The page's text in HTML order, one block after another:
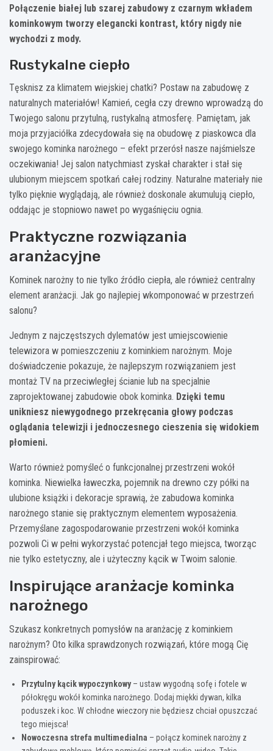
Połączenie białej lub szarej zabudowy z czarnym wkładem
kominkowym tworzy elegancki kontrast, który nigdy nie
wychodzi z mody.
Rustykalne ciepło
Tęsknisz za klimatem wiejskiej chatki? Postaw na zabudowę z
naturalnych materiałów! Kamień, cegła czy drewno wprowadzą do
Twojego salonu przytulną, rustykalną atmosferę. Pamiętam, jak
moja przyjaciółka zdecydowała się na obudowę z piaskowca dla
swojego kominka narożnego – efekt przerósł nasze najśmielsze
oczekiwania! Jej salon natychmiast zyskał charakter i stał się
ulubionym miejscem spotkań całej rodziny. Naturalne materiały nie
tylko pięknie wyglądają, ale również doskonale akumulują ciepło,
oddając je stopniowo nawet po wygaśnięciu ognia.
Praktyczne rozwiązania
aranżacyjne
Kominek narożny to nie tylko źródło ciepła, ale również centralny
element aranżacji. Jak go najlepiej wkomponować w przestrzeń
salonu?
Jednym z najczęstszych dylematów jest umiejscowienie
telewizora w pomieszczeniu z kominkiem narożnym. Moje
doświadczenie pokazuje, że najlepszym rozwiązaniem jest
montaż TV na przeciwległej ścianie lub na specjalnie
zaprojektowanej zabudowie obok kominka. Dzięki temu
unikniesz niewygodnego przekręcania głowy podczas
oglądania telewizji i jednoczesnego cieszenia się widokiem
płomieni.
Warto również pomyśleć o funkcjonalnej przestrzeni wokół
kominka. Niewielka ławeczka, pojemnik na drewno czy półki na
ulubione książki i dekoracje sprawią, że zabudowa kominka
narożnego stanie się praktycznym elementem wyposażenia.
Przemyślane zagospodarowanie przestrzeni wokół kominka
pozwoli Ci w pełni wykorzystać potencjał tego miejsca, tworząc
nie tylko estetyczny, ale i użyteczny kącik w Twoim salonie.
Inspirujące aranżacje kominka
narożnego
Szukasz konkretnych pomysłów na aranżację z kominkiem
narożnym? Oto kilka sprawdzonych rozwiązań, które mogą Cię
zainspirować:
Przytulny kącik wypoczynkowy– ustaw wygodną sofę i fotele w
półokręgu wokół kominka narożnego. Dodaj miękki dywan, kilka
poduszek i koc. W chłodne wieczory nie będziesz chciał opuszczać
tego miejsca!
Nowoczesna strefa multimedialna – połącz kominek narożny z